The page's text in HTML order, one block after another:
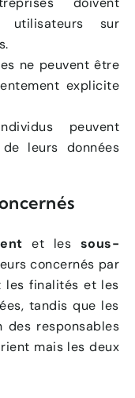
utilisateurs sur
ne peuvent être
explicite
peuvent
leurs données
et les sous-
concernés par
les finalités et les
tandis que les
des responsables
mais les deux